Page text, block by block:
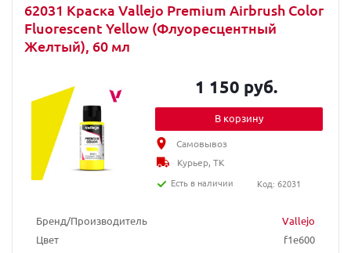
62031 Краска Vallejo Premium Airbrush Color
Fluorescent Yellow (Флуоресцентный
Желтый), 60 мл
Бренд/Производитель
Vallejo
Цвет
f1e600
1 150 руб.
В корзину
Самовывоз
Курьер, ТК
Есть в наличии
Код: 62031